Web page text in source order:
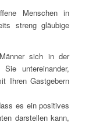
Menschen in
streng gläubige
sich in der
untereinander,
Ihren Gastgebern
es ein positives
darstellen kann,